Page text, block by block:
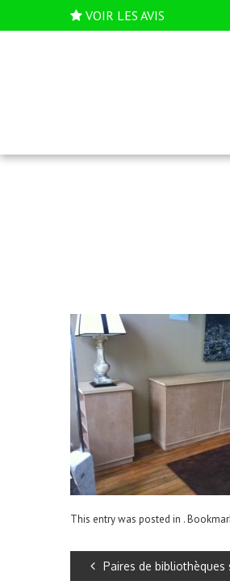
VOIR LES AVIS
This entry was posted in .
Paires de bibliothèques